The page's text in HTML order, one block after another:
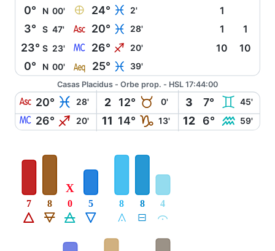
0° N 00' È 24° L 2' 1
3° S 47' W 20° L 28' 1 1
23° S 23' X 26° I 20' 10 10
0° N 00' l 25° L 39'
Casas Placidus - Orbe prop. - HSL 17:44:00
W 20° L 28' 2 12° B 0' 3 7° C 45'
X 26° I 20' 11 14° J 13' 12 6° K 59'
Á
7
Ë
8
Ô
0
X
Ê
5
Å
8
É
8
Ă
4